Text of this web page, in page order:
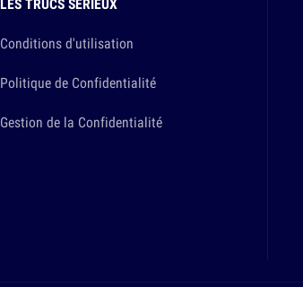
Conditions d'utilisation
Politique de Confidentialité
Gestion de la Confidentialité